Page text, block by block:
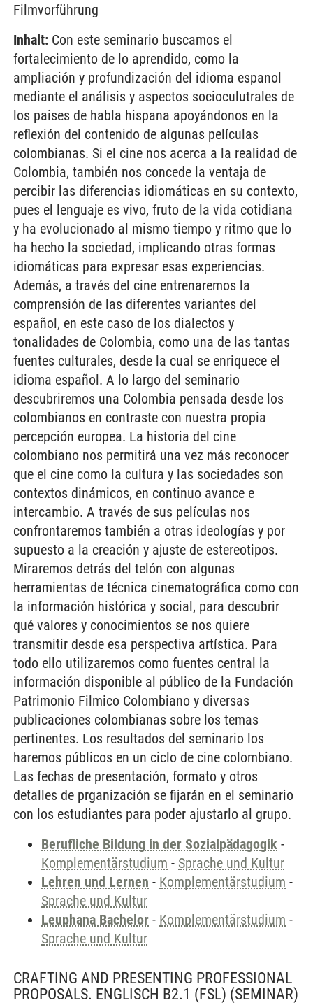
Filmvorführung
Inhalt: Con este seminario buscamos el
fortalecimiento de lo aprendido, como la
ampliación y profundización del idioma espanol
mediante el análisis y aspectos socioculutrales de
los paises de habla hispana apoyándonos en la
reflexión del contenido de algunas películas
colombianas. Si el cine nos acerca a la realidad de
Colombia, también nos concede la ventaja de
percibir las diferencias idiomáticas en su contexto,
pues el lenguaje es vivo, fruto de la vida cotidiana
y ha evolucionado al mismo tiempo y ritmo que lo
ha hecho la sociedad, implicando otras formas
idiomáticas para expresar esas experiencias.
Además, a través del cine entrenaremos la
comprensión de las diferentes variantes del
español, en este caso de los dialectos y
tonalidades de Colombia, como una de las tantas
fuentes culturales, desde la cual se enriquece el
idioma español. A lo largo del seminario
descubriremos una Colombia pensada desde los
colombianos en contraste con nuestra propia
percepción europea. La historia del cine
colombiano nos permitirá una vez más reconocer
que el cine como la cultura y las sociedades son
contextos dinámicos, en continuo avance e
intercambio. A través de sus películas nos
confrontaremos también a otras ideologías y por
supuesto a la creación y ajuste de estereotipos.
Miraremos detrás del telón con algunas
herramientas de técnica cinematográfica como con
la información histórica y social, para descubrir
qué valores y conocimientos se nos quiere
transmitir desde esa perspectiva artística. Para
todo ello utilizaremos como fuentes central la
información disponible al público de la Fundación
Patrimonio Filmico Colombiano y diversas
publicaciones colombianas sobre los temas
pertinentes. Los resultados del seminario los
haremos públicos en un ciclo de cine colombiano.
Las fechas de presentación, formato y otros
detalles de prganización se fijarán en el seminario
con los estudiantes para poder ajustarlo al grupo.
Berufliche Bildung in der Sozialpädagogik -
Komplementärstudium - Sprache und Kultur
Lehren und Lernen - Komplementärstudium -
Sprache und Kultur
Leuphana Bachelor - Komplementärstudium -
Sprache und Kultur
CRAFTING AND PRESENTING PROFESSIONAL
PROPOSALS. ENGLISCH B2.1 (FSL) (SEMINAR)